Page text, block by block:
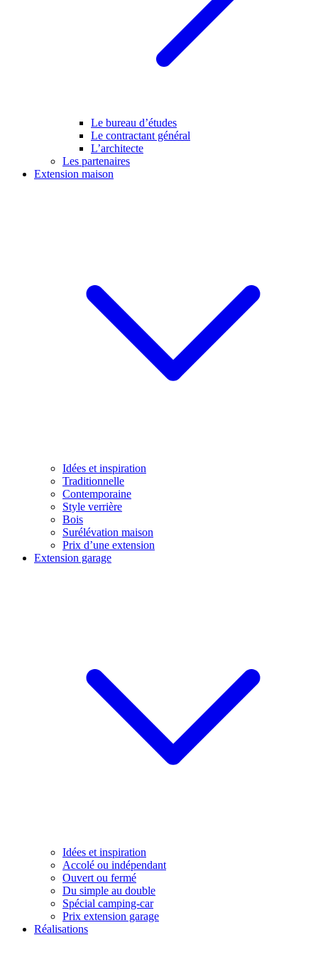
Le bureau d’études
Le contractant général
L’architecte
Les partenaires
Extension maison
Idées et inspiration
Traditionnelle
Contemporaine
Style verrière
Bois
Surélévation maison
Prix d’une extension
Extension garage
Idées et inspiration
Accolé ou indépendant
Ouvert ou fermé
Du simple au double
Spécial camping-car
Prix extension garage
Réalisations